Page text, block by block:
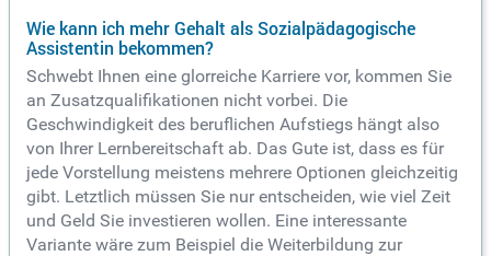
Wie kann ich mehr Gehalt als Sozialpädagogische
Assistentin bekommen?
Schwebt Ihnen eine glorreiche Karriere vor, kommen Sie
an Zusatzqualifikationen nicht vorbei. Die
Geschwindigkeit des beruflichen Aufstiegs hängt also
von Ihrer Lernbereitschaft ab. Das Gute ist, dass es für
jede Vorstellung meistens mehrere Optionen gleichzeitig
gibt. Letztlich müssen Sie nur entscheiden, wie viel Zeit
und Geld Sie investieren wollen. Eine interessante
Variante wäre zum Beispiel die Weiterbildung zur